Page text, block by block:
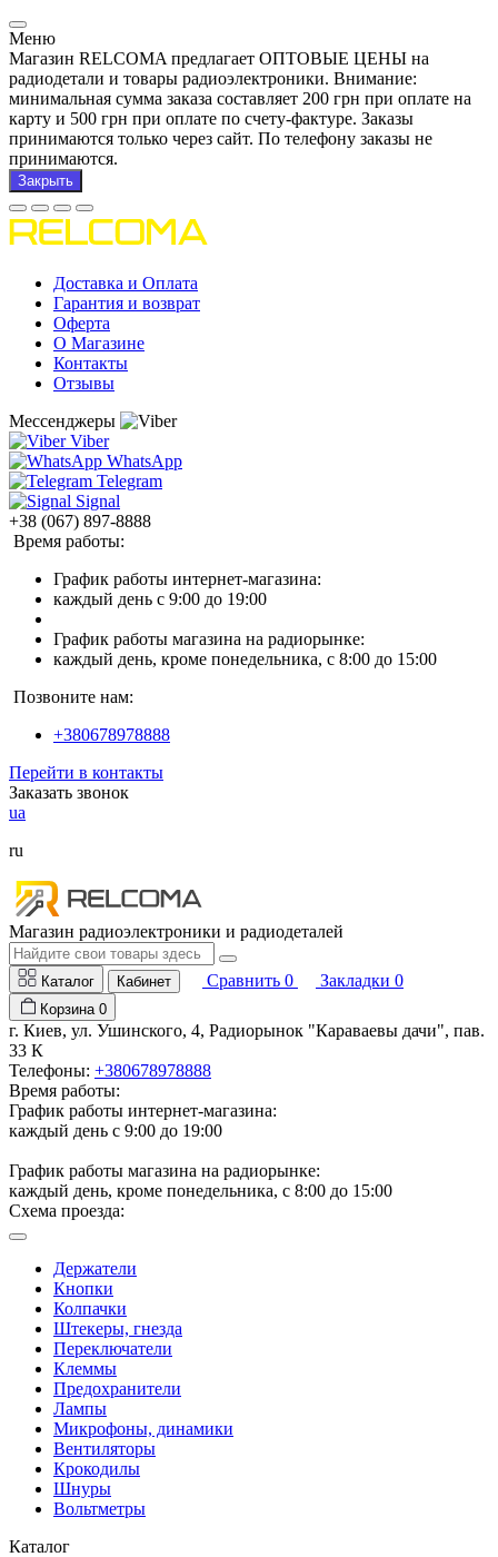
Меню
Магазин RELCOMA предлагает ОПТОВЫЕ ЦЕНЫ на
радиодетали и товары радиоэлектроники. Внимание:
минимальная сумма заказа составляет 200 грн при оплате на
карту и 500 грн при оплате по счету-фактуре. Заказы
принимаются только через сайт. По телефону заказы не
принимаются.
Закрыть
Доставка и Оплата
Гарантия и возврат
Оферта
О Магазине
Контакты
Отзывы
Мессенджеры
Viber
WhatsApp
Telegram
Signal
+38 (067) 897-8888
Время работы:
График работы интернет-магазина:
каждый день с 9:00 до 19:00
График работы магазина на радиорынке:
каждый день, кроме понедельника, с 8:00 до 15:00
Позвоните нам:
+380678978888
Перейти в контакты
Заказать звонок
ua
ru
Магазин радиоэлектроники и радиодеталей
Каталог Кабинет Сравнить 0 Закладки 0
Корзина 0
г. Киев, ул. Ушинского, 4, Радиорынок "Караваевы дачи", пав.
33 К
Телефоны: +380678978888
Время работы:
График работы интернет-магазина:
каждый день с 9:00 до 19:00
График работы магазина на радиорынке:
каждый день, кроме понедельника, с 8:00 до 15:00
Схема проезда:
Держатели
Кнопки
Колпачки
Штекеры, гнезда
Переключатели
Клеммы
Предохранители
Лампы
Микрофоны, динамики
Вентиляторы
Крокодилы
Шнуры
Вольтметры
Каталог